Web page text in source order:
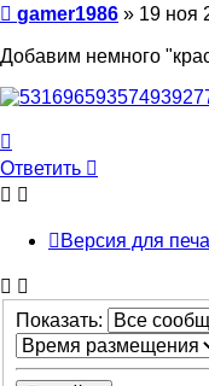
Сообщение
gamer1986 » 19 ноя
Добавим немного
к
началу
Ответить
Версия для
Показать: